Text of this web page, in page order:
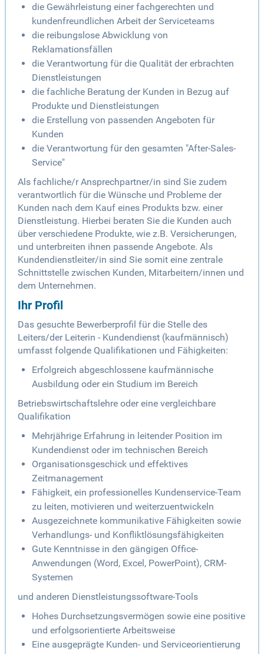
die Gewährleistung einer fachgerechten und
kundenfreundlichen Arbeit der Serviceteams
die reibungslose Abwicklung von
Reklamationsfällen
die Verantwortung für die Qualität der erbrachten
Dienstleistungen
die fachliche Beratung der Kunden in Bezug auf
Produkte und Dienstleistungen
die Erstellung von passenden Angeboten für
Kunden
die Verantwortung für den gesamten "After-Sales-
Service"
Als fachliche/r Ansprechpartner/in sind Sie zudem
verantwortlich für die Wünsche und Probleme der
Kunden nach dem Kauf eines Produkts bzw. einer
Dienstleistung. Hierbei beraten Sie die Kunden auch
über verschiedene Produkte, wie z.B. Versicherungen,
und unterbreiten ihnen passende Angebote. Als
Kundendienstleiter/in sind Sie somit eine zentrale
Schnittstelle zwischen Kunden, Mitarbeitern/innen und
dem Unternehmen.
Ihr Profil
Das gesuchte Bewerberprofil für die Stelle des
Leiters/der Leiterin - Kundendienst (kaufmännisch)
umfasst folgende Qualifikationen und Fähigkeiten:
Erfolgreich abgeschlossene kaufmännische
Ausbildung oder ein Studium im Bereich
Betriebswirtschaftslehre oder eine vergleichbare
Qualifikation
Mehrjährige Erfahrung in leitender Position im
Kundendienst oder im technischen Bereich
Organisationsgeschick und effektives
Zeitmanagement
Fähigkeit, ein professionelles Kundenservice-Team
zu leiten, motivieren und weiterzuentwickeln
Ausgezeichnete kommunikative Fähigkeiten sowie
Verhandlungs- und Konfliktlösungsfähigkeiten
Gute Kenntnisse in den gängigen Office-
Anwendungen (Word, Excel, PowerPoint), CRM-
Systemen
und anderen Dienstleistungssoftware-Tools
Hohes Durchsetzungsvermögen sowie eine positive
und erfolgsorientierte Arbeitsweise
Eine ausgeprägte Kunden- und Serviceorientierung